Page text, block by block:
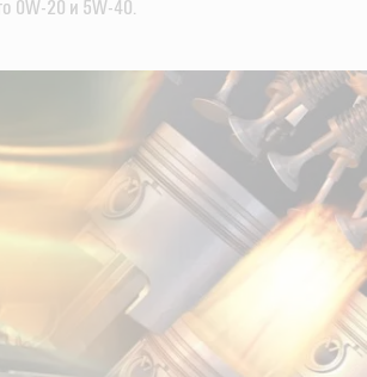
0W-20 и 5W-40.